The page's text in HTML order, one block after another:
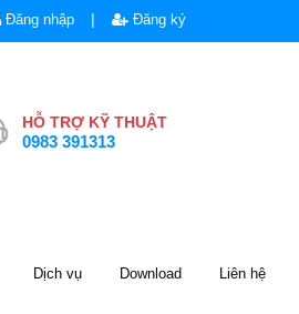
Đăng nhập | Đăng ký
HỖ TRỢ KỸ THUẬT
0983 391313
Dịch vụ Download Liên hệ